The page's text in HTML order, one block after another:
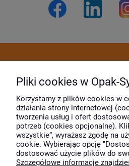
Moje
O firmie
Pliki cookies w Opak-
Korzystamy z plików cookies w
działania strony internetowej
tworzenia usług i ofert
potrzeb (cookies opcjonalne).
wszystkie”, wyrażasz zgodę na
cookie. Wybierając opcję
dostosować użycie plików do
Szczegółowe informacje